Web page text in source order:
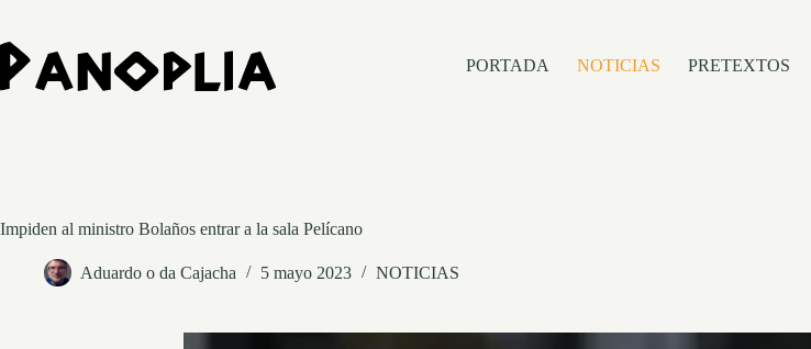
contenido
PORTADA
NOTICIAS PRETEXTOS
Impiden al ministro Bolaños entrar a la sala Pelícano
Aduardo o da Cajacha 5 mayo 2023 NOTICIAS